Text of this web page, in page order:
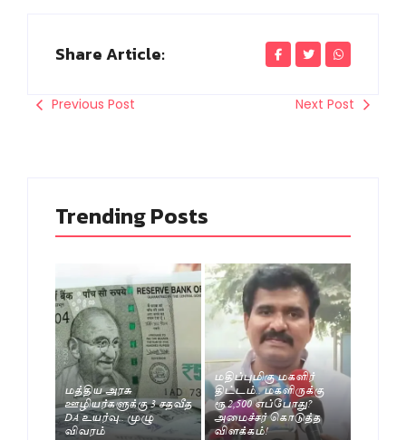
Share Article:
Previous Post Next Post
Trending Posts
மத்திய அரசு
ஊழியர்களுக்கு 3 சதவீத
DA உயர்வு.. முழு
விவரம்
மதிப்புமிகு மகளிர்
திட்டம்.. மகளிருக்கு
ரூ.2,500 எப்போது?
அமைச்சர் கொடுத்த
விளக்கம்!